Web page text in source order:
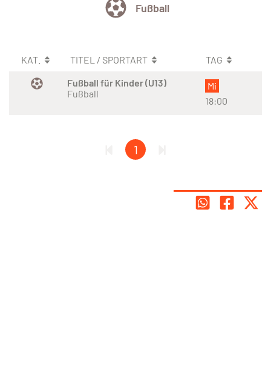
Fußball
KAT. TITEL / SPORTART
TAG
Fußball für Kinder (U13)
Fußball
Mi
18:00
1